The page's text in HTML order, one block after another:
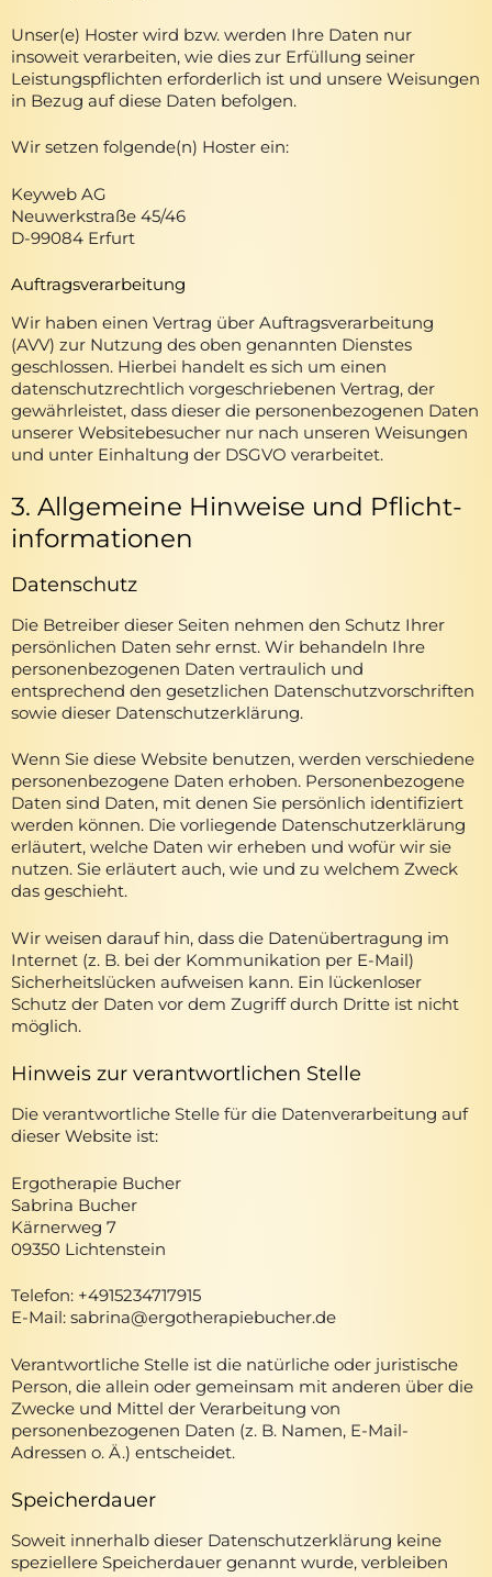
Unser(e) Hoster wird bzw. werden Ihre Daten nur
insoweit verarbeiten, wie dies zur Erfüllung seiner
Leistungspflichten erforderlich ist und unsere Weisungen
in Bezug auf diese Daten befolgen.
Wir setzen folgende(n) Hoster ein:
Keyweb AG
Neuwerkstraße 45/46
D-99084 Erfurt
Auftragsverarbeitung
Wir haben einen Vertrag über Auftragsverarbeitung
(AVV) zur Nutzung des oben genannten Dienstes
geschlossen. Hierbei handelt es sich um einen
datenschutzrechtlich vorgeschriebenen Vertrag, der
gewährleistet, dass dieser die personenbezogenen Daten
unserer Websitebesucher nur nach unseren Weisungen
und unter Einhaltung der DSGVO verarbeitet.
3. Allgemeine Hinweise und Pflicht­
informationen
Datenschutz
Die Betreiber dieser Seiten nehmen den Schutz Ihrer
persönlichen Daten sehr ernst. Wir behandeln Ihre
personenbezogenen Daten vertraulich und
entsprechend den gesetzlichen Datenschutzvorschriften
sowie dieser Datenschutzerklärung.
Wenn Sie diese Website benutzen, werden verschiedene
personenbezogene Daten erhoben. Personenbezogene
Daten sind Daten, mit denen Sie persönlich identifiziert
werden können. Die vorliegende Datenschutzerklärung
erläutert, welche Daten wir erheben und wofür wir sie
nutzen. Sie erläutert auch, wie und zu welchem Zweck
das geschieht.
Wir weisen darauf hin, dass die Datenübertragung im
Internet (z. B. bei der Kommunikation per E-Mail)
Sicherheitslücken aufweisen kann. Ein lückenloser
Schutz der Daten vor dem Zugriff durch Dritte ist nicht
möglich.
Hinweis zur verantwortlichen Stelle
Die verantwortliche Stelle für die Datenverarbeitung auf
dieser Website ist:
Ergotherapie Bucher
Sabrina Bucher
Kärnerweg 7
09350 Lichtenstein
Telefon: +4915234717915
E-Mail: sabrina@ergotherapiebucher.de
Verantwortliche Stelle ist die natürliche oder juristische
Person, die allein oder gemeinsam mit anderen über die
Zwecke und Mittel der Verarbeitung von
personenbezogenen Daten (z. B. Namen, E-Mail-
Adressen o. Ä.) entscheidet.
Speicherdauer
Soweit innerhalb dieser Datenschutzerklärung keine
speziellere Speicherdauer genannt wurde, verbleiben